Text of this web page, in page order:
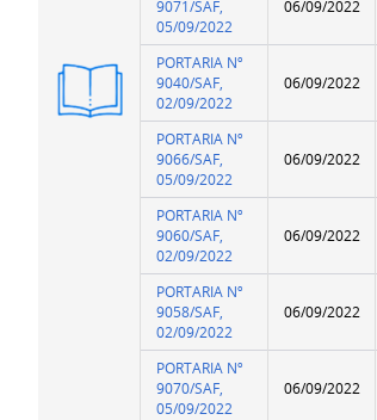
Versão
Resumida
9071/SAF,
05/09/2022
06/09/2022
PORTARIA Nº
9040/SAF,
02/09/2022
06/09/2022
PORTARIA Nº
9066/SAF,
05/09/2022
06/09/2022
PORTARIA Nº
9060/SAF,
02/09/2022
06/09/2022
PORTARIA Nº
9058/SAF,
02/09/2022
06/09/2022
PORTARIA Nº
9070/SAF,
05/09/2022
06/09/2022